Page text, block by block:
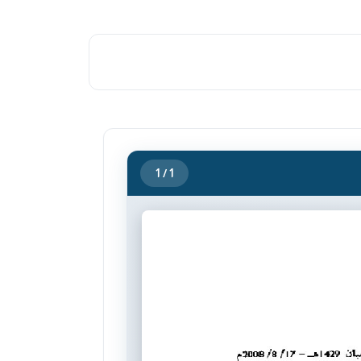
1 / 1